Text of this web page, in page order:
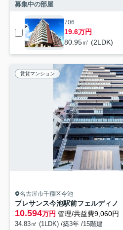
募集中の部屋
706
19.6万円
80.95㎡ (2LDK)
賃貸マンション
名古屋市千種区今池
プレサンス今池駅前フェルディノ
10.594万円 管理/共益費9,060円
34.83㎡ (1LDK) /築3年 /15階建